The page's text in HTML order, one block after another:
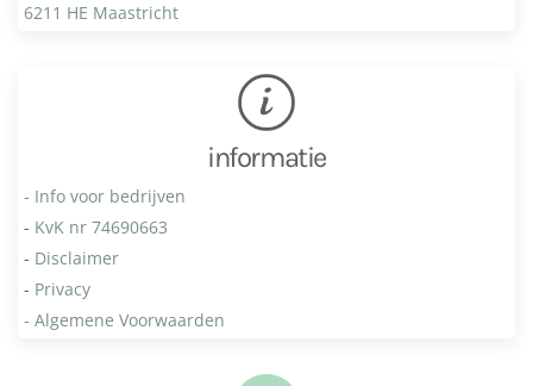
6211 HE Maastricht
informatie
- Info voor bedrijven
- KvK nr 74690663
- Disclaimer
- Privacy
- Algemene Voorwaarden